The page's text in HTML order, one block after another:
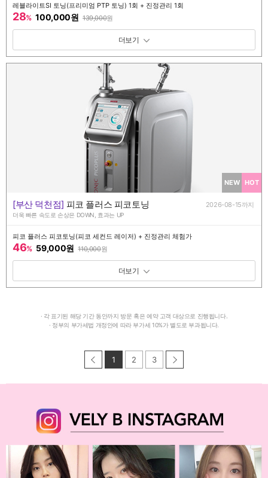
레블라이트SI 토닝(프리미엄 PTP 토닝) 1회 + 진정관리 1회
28% 100,000원 139,000원
패키지 보기 토글
NEW HOT
[부산 덕천점] 피코 플러스 피코토닝 2026-08-15까지
더욱 빠른 속도로 손상은 DOWN, 효과는 UP
피코 플러스 피코토닝(피코 세컨드 레이저) + 진정관리 체험가
46% 59,000원 110,000원
패키지 보기 토글
· 각 표기된 해당 기간 동안까지 방문 혹은 예약 고객 대상으로 진행됩니다.
· 정부의 부가세법 개정안에 따라 부가세 10%가 별도로 부과됩니다.
1 2 3